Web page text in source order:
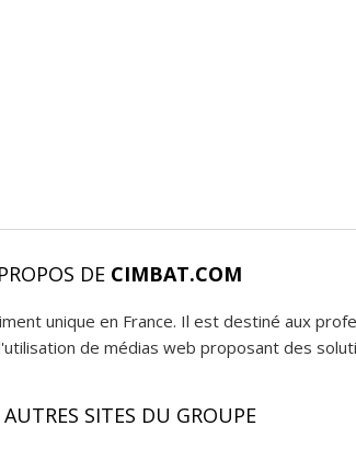
DE CIMBAT.COM
unique en France. Il est destiné aux
de médias web proposant des
AUTRES SITES DU GROUPE